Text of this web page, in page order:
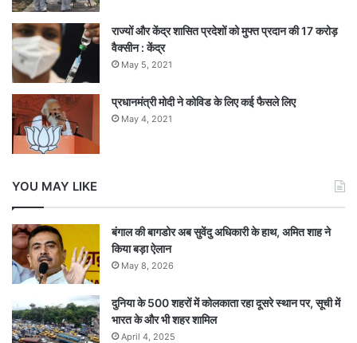
राज्यों और केंद्र शासित प्रदेशों को मुफ्त प्रदान की 17 करोड़
वैक्सीन : केंद्र
May 5, 2021
प्रधानमंत्री मोदी ने कोविड के लिए कई फैसले लिए
May 4, 2021
YOU MAY LIKE
बंगाल की बागडोर अब सुवेंदु अधिकारी के हाथ, अमित शाह ने
किया बड़ा ऐलान
May 8, 2026
दुनिया के 500 शहरों में कोलकाता रहा दूसरे स्थान पर, सूची में
भारत के और भी शहर शामिल
April 4, 2025